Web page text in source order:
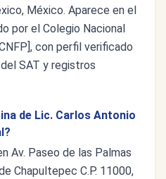
México. Aparece en el
por el Colegio Nacional
con perfil verificado
SAT y registros
de Lic. Carlos Antonio
Av. Paseo de las Palmas
Chapultepec C.P. 11000,